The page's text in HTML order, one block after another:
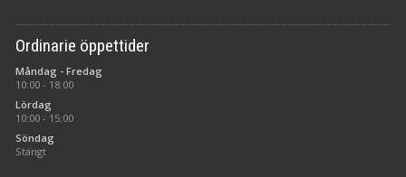
Ordinarie öppettider
Måndag - Fredag
10:00 - 18:00
Lördag
10:00 - 15:00
Söndag
Stängt